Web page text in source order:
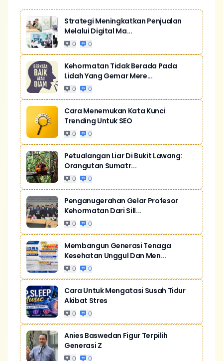
Strategi Meningkatkan Penjualan
Melalui Digital Ma...
0 0
Kehormatan Tidak Berada Pada
Lidah Yang Gemar Mere...
0 0
Cara Menemukan Kata Kunci
Trending Untuk SEO
0 0
Petualangan Liar Di Bukit Lawang:
Orangutan Sumatr...
0 0
Penganugerahan Gelar Profesor
Kehormatan Dari Sill...
0 0
Membangun Generasi Tenaga
Kesehatan Unggul Dan Men...
0 0
Cara Untuk Mengatasi Susah Tidur
Akibat Stres
0 0
Anies Baswedan Figur Terpilih
Generasi Z
0 0